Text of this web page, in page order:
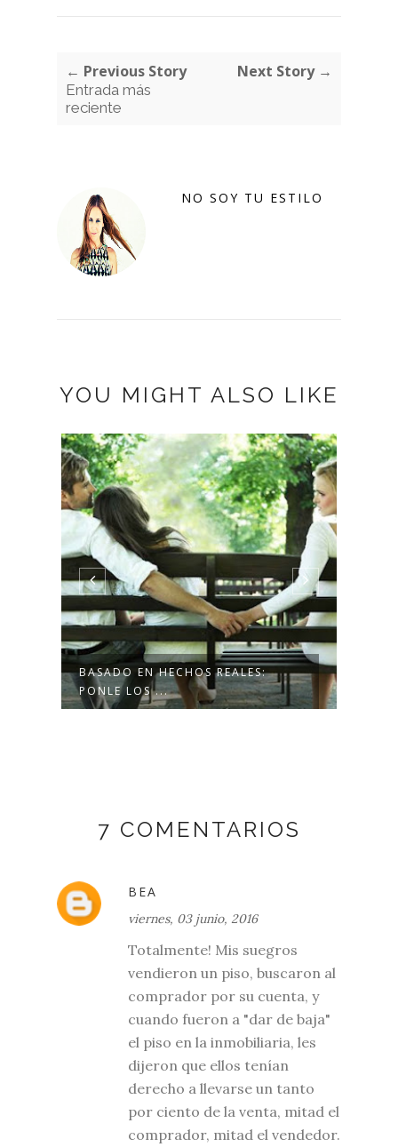
← Previous Story
Entrada más
reciente
Next Story →
NO SOY TU ESTILO
YOU MIGHT ALSO LIKE
BASADO EN HECHOS REALES:
PONLE LOS ...
7 COMENTARIOS
BEA
viernes, 03 junio, 2016
Totalmente! Mis suegros
vendieron un piso, buscaron al
comprador por su cuenta, y
cuando fueron a "dar de baja"
el piso en la inmobiliaria, les
dijeron que ellos tenían
derecho a llevarse un tanto
por ciento de la venta, mitad el
comprador, mitad el vendedor.